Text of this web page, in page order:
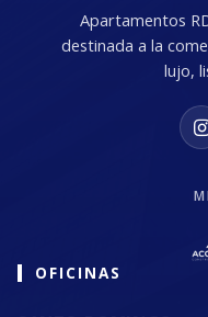
Apartamentos
destinada a la
lujo,
OFICINAS